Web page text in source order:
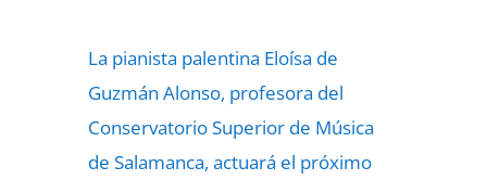
La pianista palentina Eloísa de
Guzmán Alonso, profesora del
Conservatorio Superior de Música
de Salamanca, actuará el próximo